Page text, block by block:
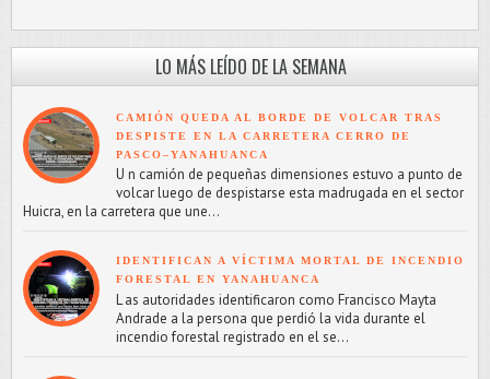
LO MÁS LEÍDO DE LA SEMANA
CAMIÓN QUEDA AL BORDE DE VOLCAR TRAS
DESPISTE EN LA CARRETERA CERRO DE
PASCO–YANAHUANCA
U n camión de pequeñas dimensiones estuvo a punto de
volcar luego de despistarse esta madrugada en el sector
Huicra, en la carretera que une...
IDENTIFICAN A VÍCTIMA MORTAL DE INCENDIO
FORESTAL EN YANAHUANCA
L as autoridades identificaron como Francisco Mayta
Andrade a la persona que perdió la vida durante el
incendio forestal registrado en el se...